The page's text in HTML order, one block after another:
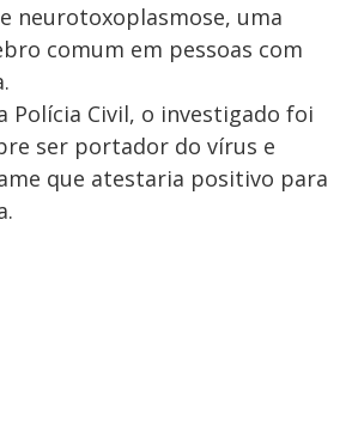
neurotoxoplasmose, uma
comum em pessoas com
Polícia Civil, o investigado foi
ser portador do vírus e
que atestaria positivo para